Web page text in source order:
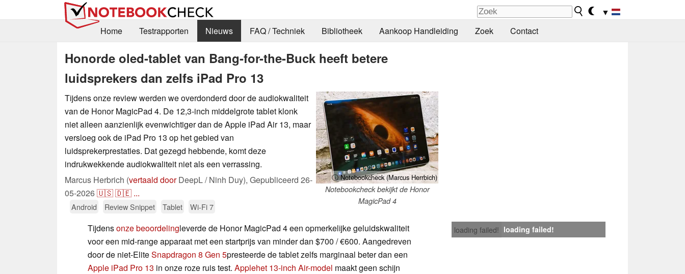
▼
Home
Testrapporten Nieuws FAQ / Techniek Bibliotheek Aankoop Handleiding Zoek Contact
Honorde oled-tablet van Bang-for-the-Buck heeft betere
luidsprekers dan zelfs iPad Pro 13
ⓘ Notebookcheck (Marcus Herrbich)
Notebookcheck bekijkt de Honor
MagicPad 4
Tijdens onze review werden we overdonderd door de audiokwaliteit
van de Honor MagicPad 4. De 12,3-inch middelgrote tablet klonk
niet alleen aanzienlijk evenwichtiger dan de Apple iPad Air 13, maar
versloeg ook de iPad Pro 13 op het gebied van
luidsprekerprestaties. Dat gezegd hebbende, komt deze
indrukwekkende audiokwaliteit niet als een verrassing.
Marcus Herbrich (vertaald doorDeepL / Ninh Duy), Gepubliceerd 26-
05-2026🇺🇸🇩🇪 ...
Android Review Snippet Tablet Wi-Fi 7
loading failed! loading failed!
Tijdensonze beoordelingleverde de Honor MagicPad 4 een opmerkelijke geluidskwaliteit
voor een mid-range apparaat met een startprijs van minder dan $700 / €600. Aangedreven
door de niet-EliteSnapdragon 8 Gen 5presteerde de tablet zelfs marginaal beter dan een
Apple iPad Pro 13 in onze roze ruis test. Applehet 13-inch Air-model maakt geen schijn